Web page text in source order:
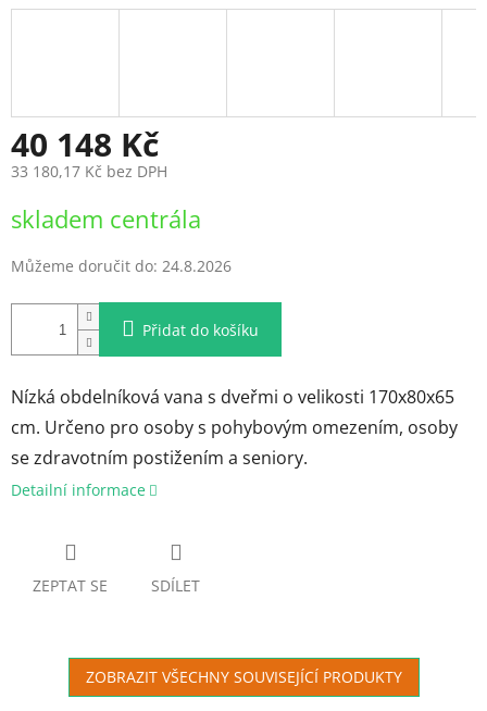
40 148 Kč
33 180,17 Kč bez DPH
cena:
skladem centrála
Můžeme doručit do: 24.8.2026
Přidat do košíku
Nízká obdelníková vana s dveřmi o velikosti 170x80x65
cm. Určeno pro osoby s pohybovým omezením, osoby
se zdravotním postižením a seniory.
Detailní informace
ZEPTAT SE SDÍLET
ZOBRAZIT VŠECHNY SOUVISEJÍCÍ PRODUKTY